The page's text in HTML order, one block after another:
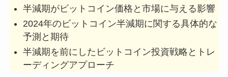
半減期がビットコイン価格と市場に与える影響
2024年のビットコイン半減期に関する具体的な
予測と期待
半減期を前にしたビットコイン投資戦略とトレ
ーディングアプローチ